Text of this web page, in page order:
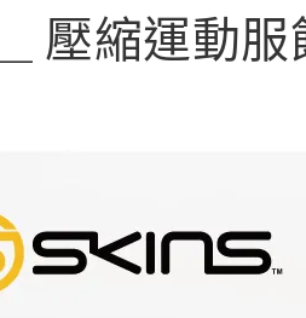
壓縮運動服